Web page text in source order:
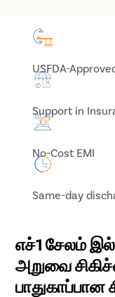
USFDA-
Support in
No-Cost EMI
Same-day
எச்1 சேலம்
அறுவை
பாதுகாப்பான